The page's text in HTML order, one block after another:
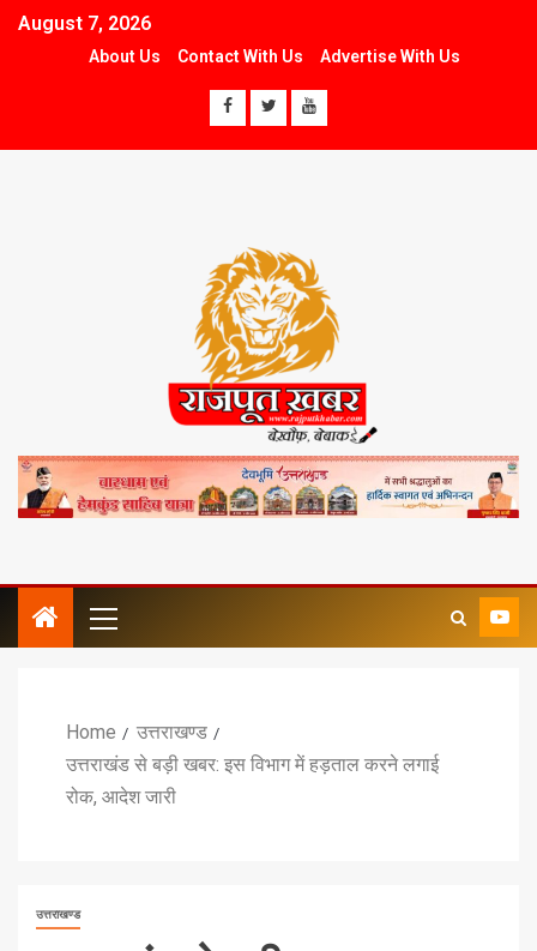
August 7, 2026
About Us Contact With Us Advertise With Us
Home
उत्तराखण्ड
उत्तराखंड से बड़ी खबर: इस विभाग में हड़ताल करने लगाई
रोक, आदेश जारी
उत्तराखण्ड